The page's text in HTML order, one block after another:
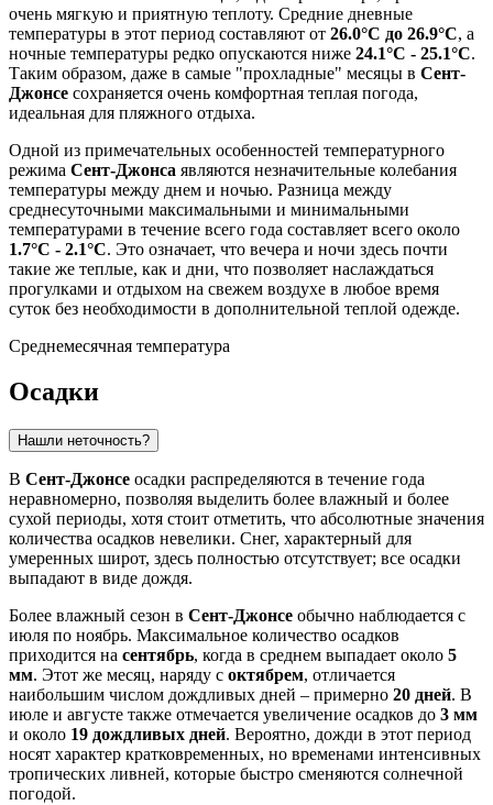
очень мягкую и приятную теплоту. Средние дневные
температуры в этот период составляют от 26.0°C до 26.9°C, а
ночные температуры редко опускаются ниже 24.1°C - 25.1°C.
Таким образом, даже в самые "прохладные" месяцы в Сент-
Джонсе сохраняется очень комфортная теплая погода,
идеальная для пляжного отдыха.
Одной из примечательных особенностей температурного
режима Сент-Джонса являются незначительные колебания
температуры между днем и ночью. Разница между
среднесуточными максимальными и минимальными
температурами в течение всего года составляет всего около
1.7°C - 2.1°C. Это означает, что вечера и ночи здесь почти
такие же теплые, как и дни, что позволяет наслаждаться
прогулками и отдыхом на свежем воздухе в любое время
суток без необходимости в дополнительной теплой одежде.
Среднемесячная температура
Осадки
Нашли неточность?
В Сент-Джонсе осадки распределяются в течение года
неравномерно, позволяя выделить более влажный и более
сухой периоды, хотя стоит отметить, что абсолютные значения
количества осадков невелики. Снег, характерный для
умеренных широт, здесь полностью отсутствует; все осадки
выпадают в виде дождя.
Более влажный сезон в Сент-Джонсе обычно наблюдается с
июля по ноябрь. Максимальное количество осадков
приходится на сентябрь, когда в среднем выпадает около 5
мм. Этот же месяц, наряду с октябрем, отличается
наибольшим числом дождливых дней – примерно 20 дней. В
июле и августе также отмечается увеличение осадков до 3 мм
и около 19 дождливых дней. Вероятно, дожди в этот период
носят характер кратковременных, но временами интенсивных
тропических ливней, которые быстро сменяются солнечной
погодой.